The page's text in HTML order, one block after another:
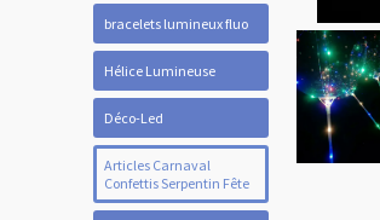
bracelets lumineux fluo
Hélice Lumineuse
Déco-Led
Articles Carnaval
Confettis Serpentin Fête